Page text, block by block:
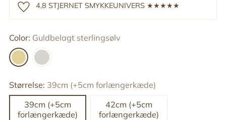
4,8 STJERNET SMYKKEUNIVERS ★★★★★
Color: Guldbelagt sterlingsølv
Størrelse: 39cm (+5cm forlængerkæde)
39cm (+5cm
forlængerkæde)
42cm (+5cm
forlængerkæde)